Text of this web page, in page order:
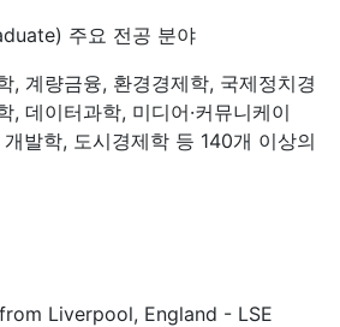
주요 전공 분야
, 계량금융, 환경경제학, 국제정치경
, 데이터과학, 미디어·커뮤니케이
개발학, 도시경제학 등 140개 이상의
Liverpool, England - LSE